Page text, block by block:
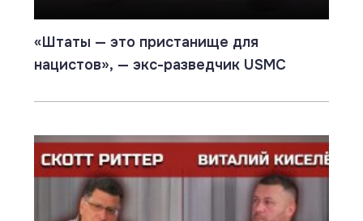
«Штаты — это пристанище для
нацистов», — экс-разведчик USMC